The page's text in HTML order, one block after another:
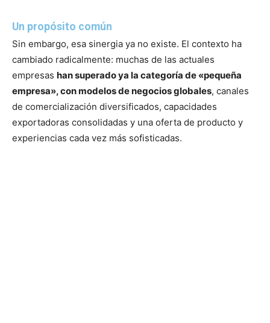
Un propósito común
Sin embargo, esa sinergia ya no existe. El contexto ha
cambiado radicalmente: muchas de las actuales
empresas han superado ya la categoría de «pequeña
empresa», con modelos de negocios globales, canales
de comercialización diversificados, capacidades
exportadoras consolidadas y una oferta de producto y
experiencias cada vez más sofisticadas.